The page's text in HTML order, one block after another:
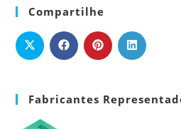
Compartilhe
Fabricantes